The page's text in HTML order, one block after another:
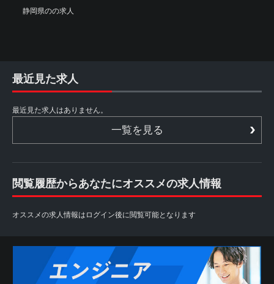
静岡県のの求人
最近見た求人
最近見た求人はありません。
一覧を見る
閲覧履歴からあなたにオススメの求人情報
オススメの求人情報はログイン後に閲覧可能となります